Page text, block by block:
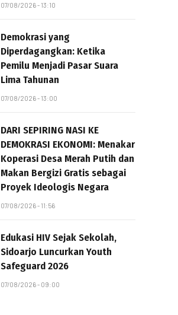
07/08/2026 - 13:10
Demokrasi yang
Diperdagangkan: Ketika
Pemilu Menjadi Pasar Suara
Lima Tahunan
07/08/2026 - 13:00
DARI SEPIRING NASI KE
DEMOKRASI EKONOMI: Menakar
Koperasi Desa Merah Putih dan
Makan Bergizi Gratis sebagai
Proyek Ideologis Negara
07/08/2026 - 11:56
Edukasi HIV Sejak Sekolah,
Sidoarjo Luncurkan Youth
Safeguard 2026
07/08/2026 - 09:00